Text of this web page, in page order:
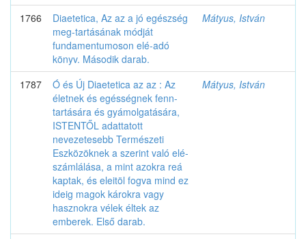
1766
Diaetetica, Az az a jó egészség
meg-tartásának módját
fundamentumoson elé-adó
könyv. Második darab.
Mátyus, István
1787
Ó és Új Diaetetica az az : Az
életnek és egésségnek fenn-
tartására és gyámolgatására,
ISTENTŐL adattatott
nevezetesebb Természeti
Eszközöknek a szerint való elé-
számlálása, a mint azokra reá
kaptak, és eleitöl fogva mind ez
ideig magok károkra vagy
hasznokra vélek éltek az
emberek. Első darab.
Mátyus, István